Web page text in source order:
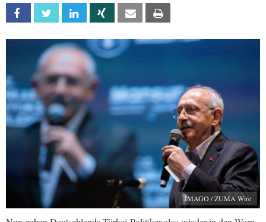
Facebook Twitter Linkedin Xing Email
IMAGO / ZUMA Wire